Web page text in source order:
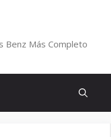
Benz Más Completo